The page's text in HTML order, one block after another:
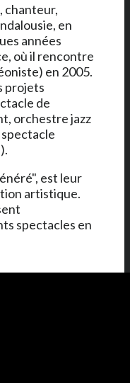
chanteur,
en
années
où il rencontre
en 2005.
projets
de
orchestre jazz
est leur
artistique.
spectacles en